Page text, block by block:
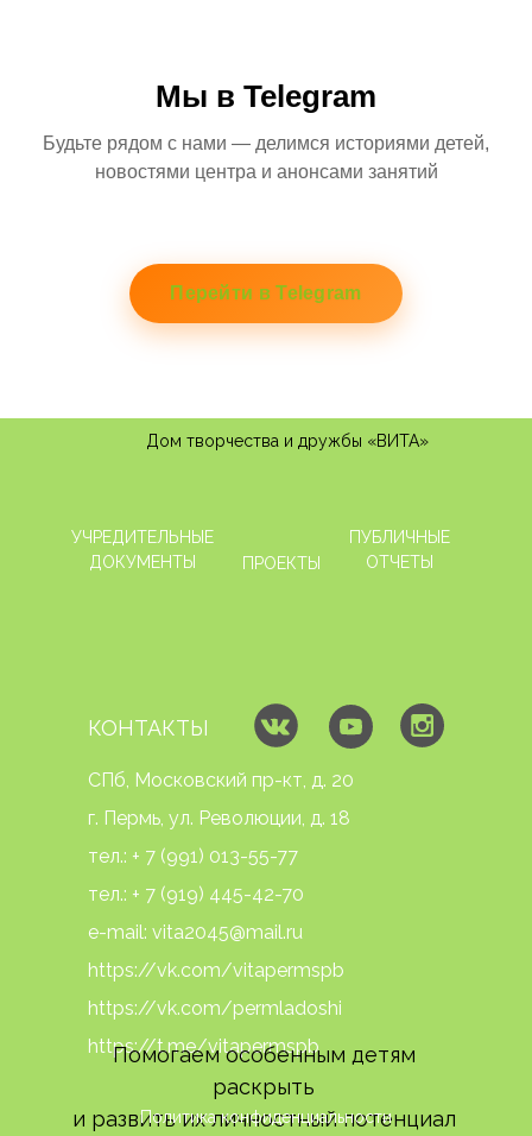
Мы в Telegram
Будьте рядом с нами — делимся историями детей,
новостями центра и анонсами занятий
Перейти в Telegram
СПб, Московский пр-кт, д. 20
г. Пермь, ул. Революции, д. 18
тел.: + 7 (991) 013-55-77
тел.: + 7 (919) 445-42-70
e-mail: vita2045@mail.ru
https://vk.com/vitapermspb
https://vk.com/permladoshi
https://t.me/vitapermspb
Дом творчества и дружбы «ВИТА»
Помогаем особенным детям
раскрыть
и развить их личностный потенциал
КОНТАКТЫ
УЧРЕДИТЕЛЬНЫЕ
ДОКУМЕНТЫ
ПУБЛИЧНЫЕ
ОТЧЕТЫ
ПРОЕКТЫ
Политика конфиденциальности